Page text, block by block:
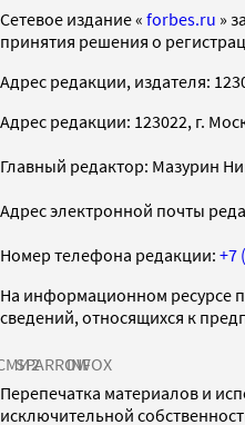
Cетевое издание « forbes.ru »
принятия решения о
Адрес редакции, издателя:
Адрес редакции: 123022, г.
Главный редактор: Мазурин
Адрес электронной почты
Номер телефона редакции: +7
На информационном ресурсе
сведений, относящихся к
SPARROWINFOX
Перепечатка материалов и
исключительной